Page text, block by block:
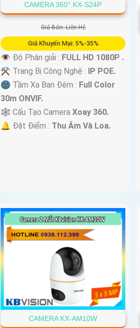
CAMERA 360° KX-S24P
Giá Bán: Liên Hệ
Giá Khuyến Mại: 5%-35%
👁 Độ Phân giải : FULL HD 1080P .
⚒ Trang Bị Công Nghệ : IP POE.
🌚 Tầm Xa Ban Đêm : Full Color
30m ONVIF.
🕸️ Cấu Tạo CameraXoay 360.
️🔔 Đặt Điểm : Thu Âm Và Loa.
CAMERA KX-AM10W